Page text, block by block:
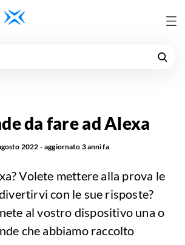
da fare ad Alexa
2022 aggiornato 3 anni fa
Volete mettere alla prova le
con le sue risposte?
al vostro dispositivo una o
che abbiamo raccolto